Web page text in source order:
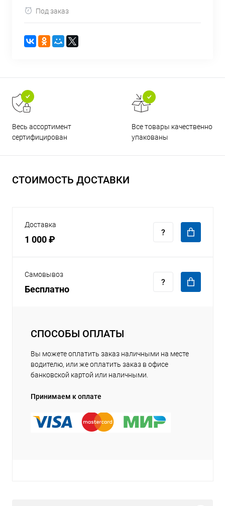
Под заказ
Весь ассортимент
сертифицирован
Все товары качественно
упакованы
СТОИМОСТЬ ДОСТАВКИ
Доставка
1 000 ₽
Самовывоз
Бесплатно
СПОСОБЫ ОПЛАТЫ
Вы можете оплатить заказ наличными на месте
водителю, или же оплатить заказ в офисе
банковской картой или наличными.
Принимаем к оплате